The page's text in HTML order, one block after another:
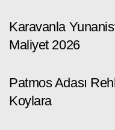
Karavanla
Maliyet 2026
Patmos Adası
Koylara